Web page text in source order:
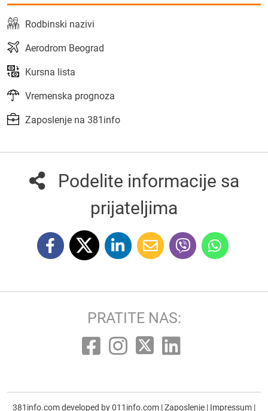
Rodbinski nazivi
Aerodrom Beograd
Kursna lista
Vremenska prognoza
Zaposlenje na 381info
Podelite informacije sa
prijateljima
PRATITE NAS:
381info.com developed by011info.com |Zaposlenje | Impressum |